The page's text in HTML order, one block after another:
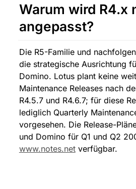
Warum wird R4.x
angepasst?
Die R5-Familie und
die strategische Ausrichtung
Domino. Lotus plant keine
Maintenance Releases nach
R4.5.7 und R4.6.7; für diese
lediglich Quarterly
vorgesehen. Die Release-
und Domino für Q1 und Q2
www.notes.net verfügbar.